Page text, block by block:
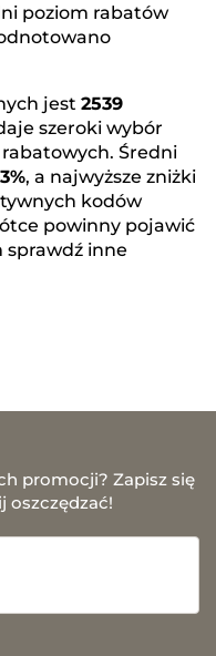
poziom rabatów
jest 2539
szeroki wybór
Średni
, a najwyższe zniżki
kodów
powinny pojawić
sprawdź inne
promocji? Zapisz się
oszczędzać!